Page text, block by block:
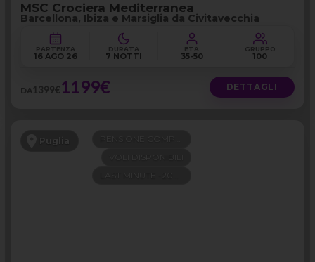
MSC Crociera Mediterranea
Barcellona, Ibiza e Marsiglia da Civitavecchia
PARTENZA
16 AGO 26
DURATA
7 NOTTI
ETÀ
35-50
GRUPPO
100
DA1399€1199€ DETTAGLI
Puglia